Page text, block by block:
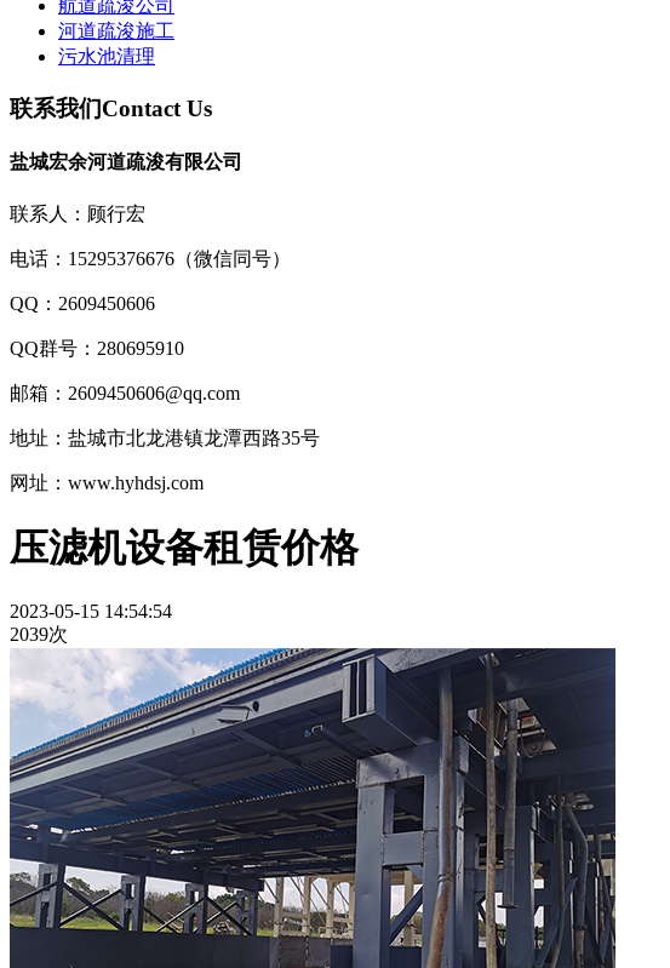
航道疏浚公司
河道疏浚施工
污水池清理
联系我们Contact Us
盐城宏余河道疏浚有限公司
联系人：顾行宏
电话：15295376676（微信同号）
QQ：2609450606
QQ群号：280695910
邮箱：2609450606@qq.com
地址：盐城市北龙港镇龙潭西路35号
网址：www.hyhdsj.com
压滤机设备租赁价格
2023-05-15 14:54:54
2039次